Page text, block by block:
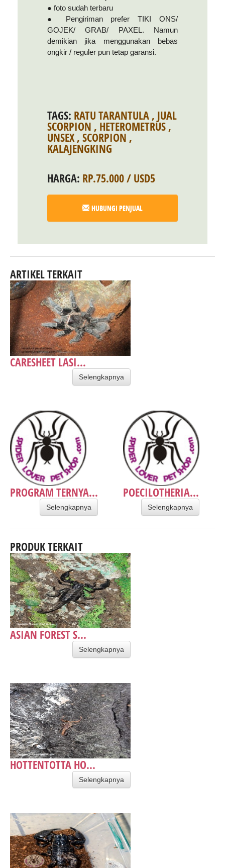
● foto sudah terbaru
● Pengiriman prefer TIKI ONS/
GOJEK/ GRAB/ PAXEL. Namun
demikian jika menggunakan bebas
ongkir / reguler pun tetap garansi.
TAGS: RATU TARANTULA , JUAL
SCORPION , HETEROMETRUS ,
UNSEX, SCORPION ,
KALAJENGKING
HARGA: RP.75.000 / USD5
HUBUNGI PENJUAL
ARTIKEL TERKAIT
CARESHEET LASI...
Selengkapnya
PROGRAM TERNYA...
Selengkapnya
POECILOTHERIA...
Selengkapnya
PRODUK TERKAIT
ASIAN FOREST S...
Selengkapnya
HOTTENTOTTA HO...
Selengkapnya